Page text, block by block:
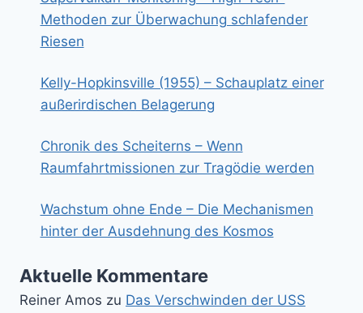
Methoden zur Überwachung schlafender
Riesen
Kelly-Hopkinsville (1955) – Schauplatz einer
außerirdischen Belagerung
Chronik des Scheiterns – Wenn
Raumfahrtmissionen zur Tragödie werden
Wachstum ohne Ende – Die Mechanismen
hinter der Ausdehnung des Kosmos
Aktuelle Kommentare
Reiner Amos zu Das Verschwinden der USS